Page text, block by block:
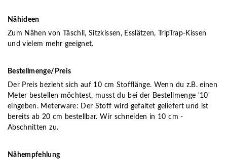
Nähideen
Zum Nähen von Täschli, Sitzkissen, Esslätzen, TripTrap-Kissen
und vielem mehr geeignet.
Bestellmenge/Preis
Der Preis bezieht sich auf 10 cm Stofflänge. Wenn du z.B. einen
Meter bestellen möchtest, musst du bei der Bestellmenge '10'
eingeben. Meterware: Der Stoff wird gefaltet geliefert und ist
bereits ab 20 cm bestellbar. Wir schneiden in 10 cm -
Abschnitten zu.
Nähempfehlung